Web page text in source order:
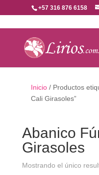
+57 316 876 6158
Inicio/ Productos
Cali Girasoles”
Abanico
Girasoles
Mostrando el único